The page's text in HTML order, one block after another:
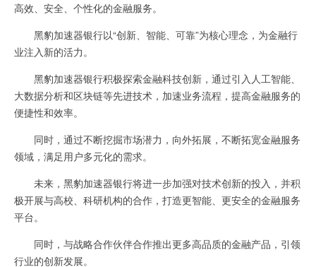
高效、安全、个性化的金融服务。
黑豹加速器银行以“创新、智能、可靠”为核心理念，为金融行
业注入新的活力。
黑豹加速器银行积极探索金融科技创新，通过引入人工智能、
大数据分析和区块链等先进技术，加速业务流程，提高金融服务的
便捷性和效率。
同时，通过不断挖掘市场潜力，向外拓展，不断拓宽金融服务
领域，满足用户多元化的需求。
未来，黑豹加速器银行将进一步加强对技术创新的投入，并积
极开展与高校、科研机构的合作，打造更智能、更安全的金融服务
平台。
同时，与战略合作伙伴合作推出更多高品质的金融产品，引领
行业的创新发展。